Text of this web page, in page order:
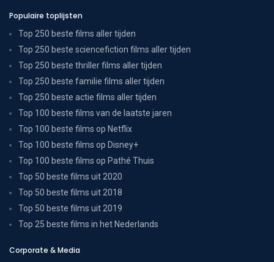
Populaire toplijsten
Top 250 beste films aller tijden
Top 250 beste sciencefiction films aller tijden
Top 250 beste thriller films aller tijden
Top 250 beste familie films aller tijden
Top 250 beste actie films aller tijden
Top 100 beste films van de laatste jaren
Top 100 beste films op Netflix
Top 100 beste films op Disney+
Top 100 beste films op Pathé Thuis
Top 50 beste films uit 2020
Top 50 beste films uit 2018
Top 50 beste films uit 2019
Top 25 beste films in het Nederlands
Corporate & Media